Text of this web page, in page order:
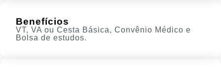
Benefícios
VT, VA ou Cesta Básica, Convênio Médico e
Bolsa de estudos.